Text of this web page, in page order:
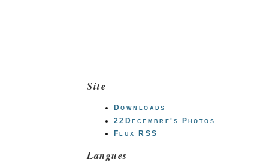
Site
Downloads
22Decembre's Photos
Flux RSS
Langues